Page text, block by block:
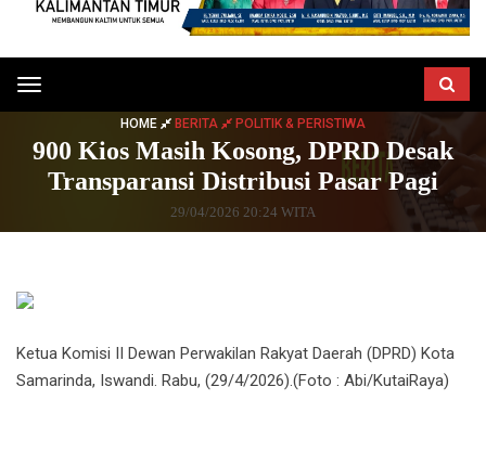
Toggle
navigation
HOME BERITA POLITIK & PERISTIWA
900 Kios Masih Kosong, DPRD Desak
Transparansi Distribusi Pasar Pagi
29/04/2026 20:24 WITA
Ketua Komisi II Dewan Perwakilan Rakyat Daerah (DPRD) Kota
Samarinda, Iswandi. Rabu, (29/4/2026).(Foto : Abi/KutaiRaya)